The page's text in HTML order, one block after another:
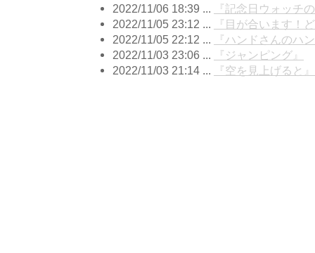
2022/11/06 18:39 ...
『記念日ウォッチ
2022/11/05 23:12 ...
『目が合います！
2022/11/05 22:12 ...
『ハンドさんのハ
2022/11/03 23:06 ...
『ジャンピング』
2022/11/03 21:14 ...
『空を見上げると』